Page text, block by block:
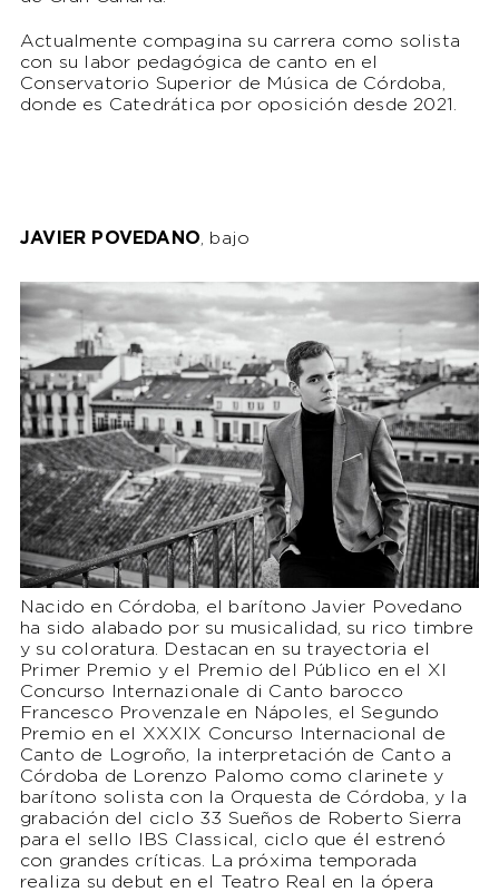
Actualmente compagina su carrera como solista
con su labor pedagógica de canto en el
Conservatorio Superior de Música de Córdoba,
donde es Catedrática por oposición desde 2021.
JAVIER POVEDANO , bajo
Nacido en Córdoba, el barítono Javier Povedano
ha sido alabado por su musicalidad, su rico timbre
y su coloratura. Destacan en su trayectoria el
Primer Premio y el Premio del Público en el XI
Concurso Internazionale di Canto barocco
Francesco Provenzale en Nápoles, el Segundo
Premio en el XXXIX Concurso Internacional de
Canto de Logroño, la interpretación de Canto a
Córdoba de Lorenzo Palomo como clarinete y
barítono solista con la Orquesta de Córdoba, y la
grabación del ciclo 33 Sueños de Roberto Sierra
para el sello IBS Classical, ciclo que él estrenó
con grandes críticas. La próxima temporada
realiza su debut en el Teatro Real en la ópera